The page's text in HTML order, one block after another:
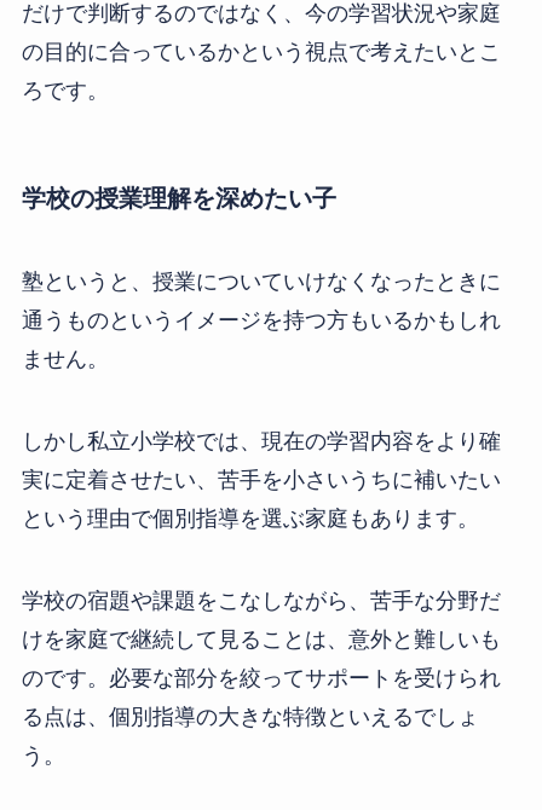
だけで判断するのではなく、今の学習状況や家庭
の目的に合っているかという視点で考えたいとこ
ろです。
学校の授業理解を深めたい子
塾というと、授業についていけなくなったときに
通うものというイメージを持つ方もいるかもしれ
ません。
しかし私立小学校では、現在の学習内容をより確
実に定着させたい、苦手を小さいうちに補いたい
という理由で個別指導を選ぶ家庭もあります。
学校の宿題や課題をこなしながら、苦手な分野だ
けを家庭で継続して見ることは、意外と難しいも
のです。必要な部分を絞ってサポートを受けられ
る点は、個別指導の大きな特徴といえるでしょ
う。